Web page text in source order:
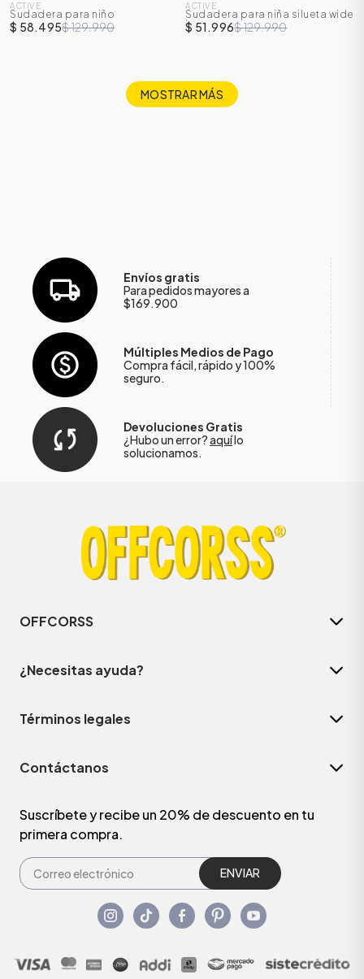
-55%
ACTIVE
Sudadera para niño
$ 58.495$ 129.990
-60%
ACTIVE
Sudadera para niña silueta wide
leg
$ 51.996$ 129.990
MOSTRAR MÁS
Envíos gratis
Para pedidos mayores a
$169.900
Múltiples Medios de Pago
Compra fácil, rápido y 100%
seguro.
Devoluciones Gratis
¿Hubo un error?aquílo
solucionamos.
OFFCORSS
¿Necesitas ayuda?
Términos legales
Contáctanos
Suscríbete y recibe un 20% de descuento en tu
primera compra.
ENVIAR